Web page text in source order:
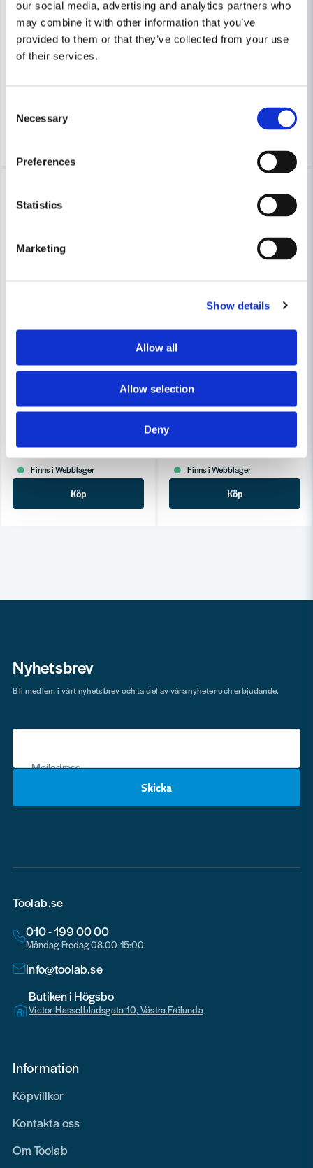
our social media, advertising and analytics partners who
may combine it with other information that you’ve
provided to them or that they’ve collected from your use
of their services.
Selection
Necessary
Preferences
Statistics
Marketing
Show details
Allow all
Allow selection
Deny
HULTAFORS
Hultafors Pennförlängare 15cm 2-P
HULTAFORS
Hultafors Märkpenna
Hultafors Verkstadspenna VEP 175 (12st/frp)
84 kr
50,4 kr
Finns i Webblager
Köp
HULTAFORS
Hultafors Märkpenna HIDHM
67 kr
50 kr
Finns i Webblager
Köp
Nyhetsbrev
Mejladress
Skicka
Bli medlem i vårt nyhetsbrev och ta del av våra nyheter och erbjudande.
Toolab.se
010 - 199 00 00
Måndag-Fredag 08.00-15:00
info@toolab.se
Butiken i Högsbo
Victor Hasselbladsgata 10, Västra Frölunda
Information
Köpvillkor
Kontakta oss
Om Toolab